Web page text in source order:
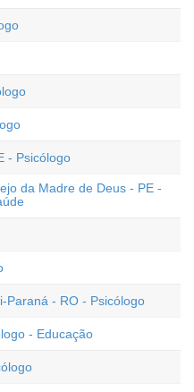
- Psicólogo
da Madre de Deus - PE -
Paraná - RO - Psicólogo
- Educação